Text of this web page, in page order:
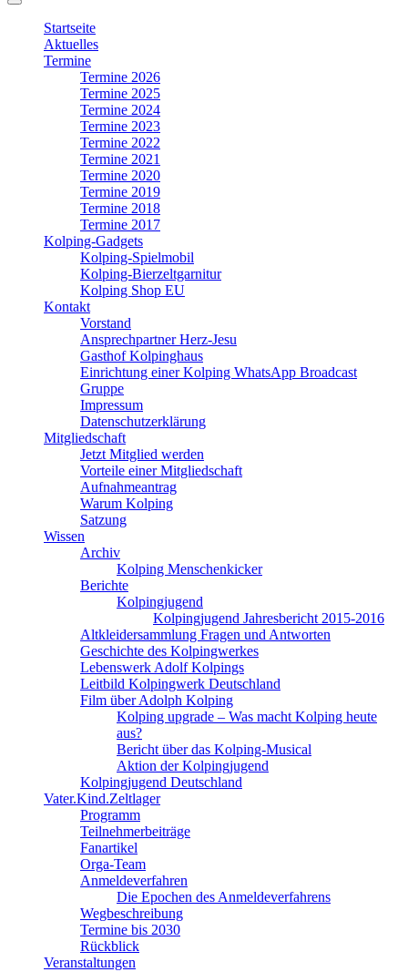
Suchfeld
ein-/ausblenden
Startseite
Aktuelles
Termine
Termine 2026
Termine 2025
Termine 2024
Termine 2023
Termine 2022
Termine 2021
Termine 2020
Termine 2019
Termine 2018
Termine 2017
Kolping-Gadgets
Kolping-Spielmobil
Kolping-Bierzeltgarnitur
Kolping Shop EU
Kontakt
Vorstand
Ansprechpartner Herz-Jesu
Gasthof Kolpinghaus
Einrichtung einer Kolping WhatsApp Broadcast
Gruppe
Impressum
Datenschutzerklärung
Mitgliedschaft
Jetzt Mitglied werden
Vorteile einer Mitgliedschaft
Aufnahmeantrag
Warum Kolping
Satzung
Wissen
Archiv
Kolping Menschenkicker
Berichte
Kolpingjugend
Kolpingjugend Jahresbericht 2015-2016
Altkleidersammlung Fragen und Antworten
Geschichte des Kolpingwerkes
Lebenswerk Adolf Kolpings
Leitbild Kolpingwerk Deutschland
Film über Adolph Kolping
Kolping upgrade – Was macht Kolping heute
aus?
Bericht über das Kolping-Musical
Aktion der Kolpingjugend
Kolpingjugend Deutschland
Vater.Kind.Zeltlager
Programm
Teilnehmerbeiträge
Fanartikel
Orga-Team
Anmeldeverfahren
Die Epochen des Anmeldeverfahrens
Wegbeschreibung
Termine bis 2030
Rückblick
Veranstaltungen